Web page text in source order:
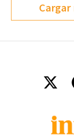
Cargar